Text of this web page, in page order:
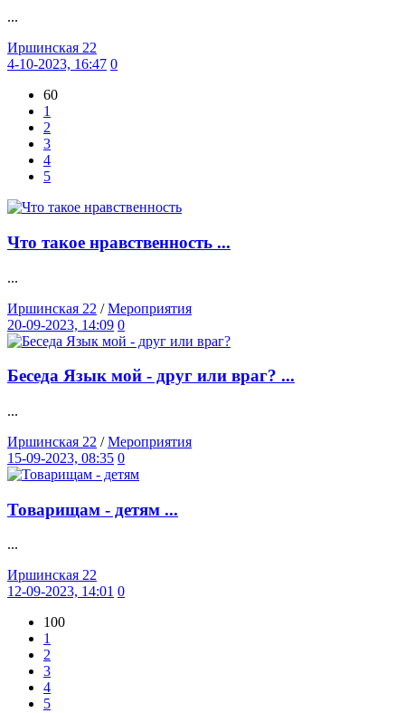
...
Иршинская 22
4-10-2023, 16:47 0
60
1
2
3
4
5
Что такое нравственность ...
...
Иршинская 22 /Мероприятия
20-09-2023, 14:09 0
Беседа Язык мой - друг или враг? ...
...
Иршинская 22 /Мероприятия
15-09-2023, 08:35 0
Товарищам - детям ...
...
Иршинская 22
12-09-2023, 14:01 0
100
1
2
3
4
5